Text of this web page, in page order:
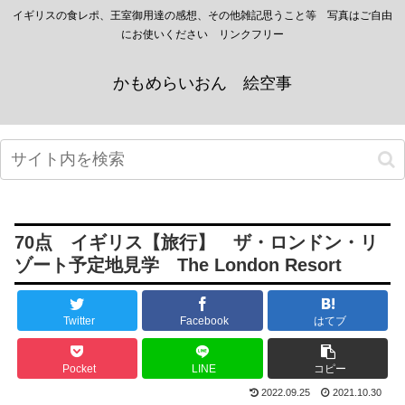
イギリスの食レポ、王室御用達の感想、その他雑記思うこと等 写真はご自由
にお使いください リンクフリー
かもめらいおん 絵空事
70点 イギリス【旅行】 ザ・ロンドン・リ
ゾート予定地見学 The London Resort
Twitter Facebook はてブ
Pocket LINE コピー
2022.09.25 2021.10.30